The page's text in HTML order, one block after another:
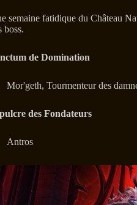
semaine fatidique du Château
boss.
de Domination
Mor'geth, Tourmenteur des
des Fondateurs
Antros